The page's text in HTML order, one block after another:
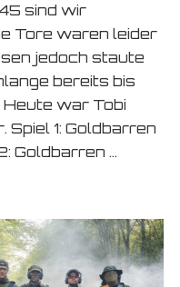
sind wir
Tore waren leider
jedoch staute
bereits bis
war Tobi
Spiel 1: Goldbarren
Goldbarren …